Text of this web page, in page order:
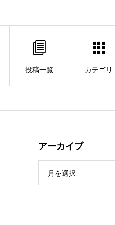
投稿一覧 カテゴリ
アーカイブ
月を選択